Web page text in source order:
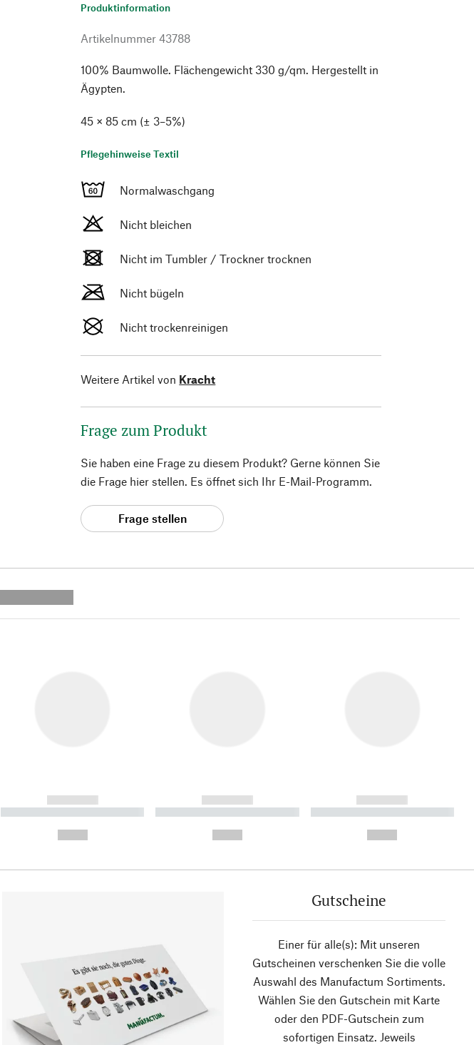
Produktinformation
Artikelnummer 43788
100% Baumwolle. Flächengewicht 330 g/qm. Hergestellt in
Ägypten.
45 × 85 cm (± 3–5%)
Pflegehinweise Textil
Normalwaschgang
Nicht bleichen
Nicht im Tumbler / Trockner trocknen
Nicht bügeln
Nicht trockenreinigen
Weitere Artikel von Kracht
Frage zum Produkt
Sie haben eine Frage zu diesem Produkt? Gerne können Sie
die Frage hier stellen. Es öffnet sich Ihr E-Mail-Programm.
Frage stellen
------------
----------- ----------- ----------
------------
----------- ----------- ----------
------------
----------- ----------- ----------
Gutscheine
Einer für alle(s): Mit unseren
Gutscheinen verschenken Sie die volle
Auswahl des Manufactum Sortiments.
Wählen Sie den Gutschein mit Karte
oder den PDF-Gutschein zum
sofortigen Einsatz. Jeweils